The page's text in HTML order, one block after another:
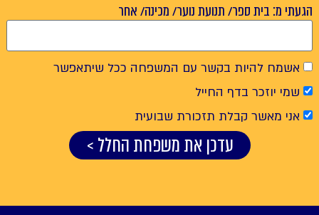
הגעתי מ: בית ספר/ תנועת נוער/ מכינה/ אחר
אשמח להיות בקשר עם המשפחה ככל שיתאפשר
שמי יוזכר בדף החייל
אני מאשר קבלת תזכורת שבועית
עדכן את משפחת החלל >